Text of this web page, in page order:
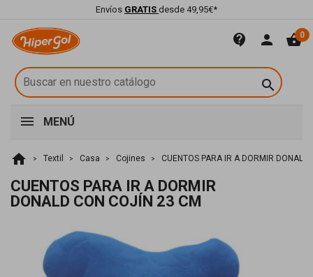
Envíos GRATIS desde 49,95€*
contact_support person shopping_basket0

MENÚ
home Textil Casa Cojines CUENTOS PARA IR A DORMIR
CUENTOS PARA IR A DORMIR
DONALD CON COJÍN 23 CM